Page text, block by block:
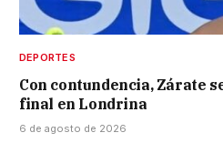
DEPORTES
Con contundencia, Zárate
final en Londrina
6 de agosto de 2026